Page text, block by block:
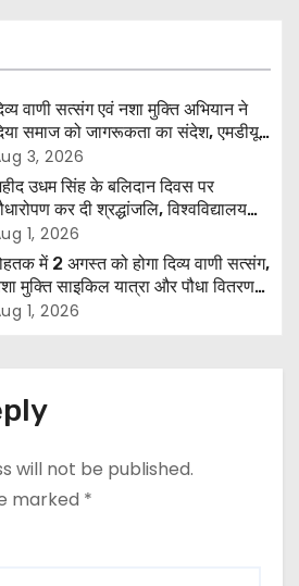
वाणी सत्संग एवं नशा मुक्ति अभियान ने
समाज को जागरूकता का संदेश, एमडीयू
में हजारों लोगों ने लिया संकल्प
3, 2026
उधम सिंह के बलिदान दिवस पर
कर दी श्रद्धांजलि, विश्वविद्यालय
राजपत्रित अवकाश बहाल करने की उठी
1, 2026
में 2 अगस्त को होगा दिव्य वाणी सत्संग,
मुक्ति साइकिल यात्रा और पौधा वितरण
1, 2026
will not be published.
marked *